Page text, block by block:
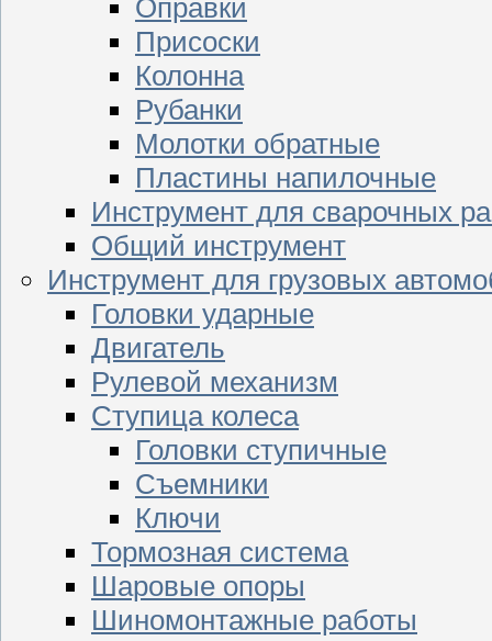
Оправки
Присоски
Колонна
Рубанки
Молотки обратные
Пластины напилочные
Инструмент для сварочных
Общий инструмент
Инструмент для грузовых
Головки ударные
Двигатель
Рулевой механизм
Ступица колеса
Головки ступичные
Съемники
Ключи
Тормозная система
Шаровые опоры
Шиномонтажные работы